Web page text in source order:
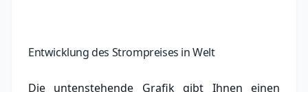
Entwicklung des Strompreises in Welt
Die untenstehende Grafik gibt Ihnen einen